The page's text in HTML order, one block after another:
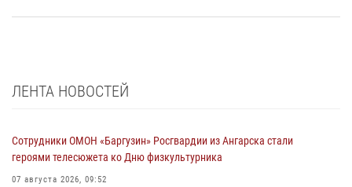
ЛЕНТА НОВОСТЕЙ
Сотрудники ОМОН «Баргузин» Росгвардии из Ангарска стали
героями телесюжета ко Дню физкультурника
07 августа 2026, 09:52